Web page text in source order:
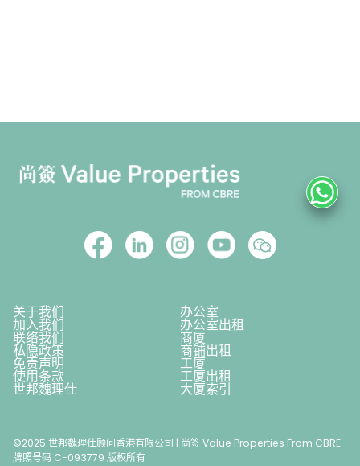
关于我们 办公室
加入我们 办公室出租
联络我们 商厦
私隐政策 商铺出租
免责声明 工厦
使用条款 工厦出租
世邦魏理仕 大厦索引
©2025 世邦魏理仕顾问香港有限公司 | 尚签 Value Properties From CBRE
牌照号码 C-093779 版权所有